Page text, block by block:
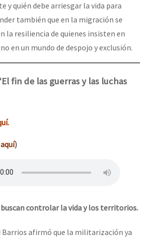
y quién debe arriesgar la vida para
también que en la migración se
la resiliencia de quienes insisten en
en un mundo de despojo y exclusión.
fin de las guerras y las luchas
)
buscan controlar la vida y los territorios.
Barrios afirmó que la militarización ya